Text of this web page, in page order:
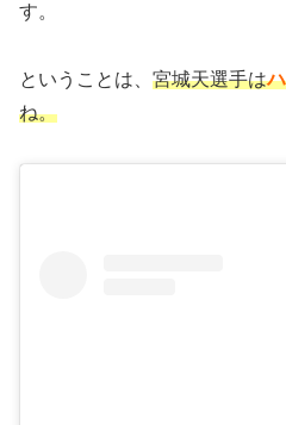
す。
ということは、 宮城天選手は
ね。